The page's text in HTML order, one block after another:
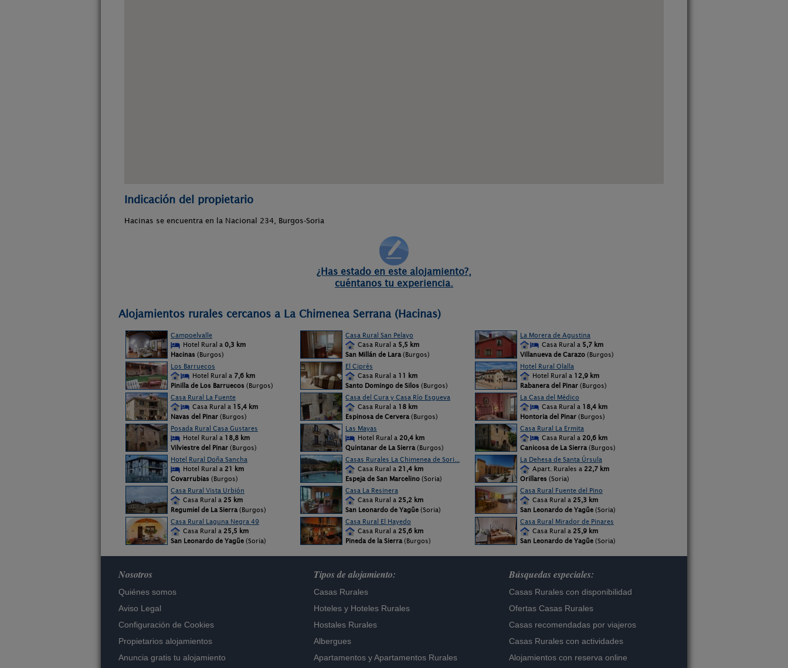
Indicación del propietario
Hacinas se encuentra en la Nacional 234, Burgos-Soria
¿Has estado en este alojamiento?,
cuéntanos tu experiencia.
Alojamientos rurales cercanos a La Chimenea Serrana (Hacinas)
Campoelvalle
Hotel Rural a 0,3 km
Hacinas (Burgos)
Casa Rural San Pelayo
Casa Rural a 5,5 km
San Millán de Lara (Burgos)
La Morera de Agustina
Casa Rural a 5,7 km
Villanueva de Carazo (Burgos)
Los Barruecos
Hotel Rural a 7,6 km
Pinilla de Los Barruecos (Burgos)
El Ciprés
Casa Rural a 11 km
Santo Domingo de Silos (Burgos)
Hotel Rural Olalla
Hotel Rural a 12,9 km
Rabanera del Pinar (Burgos)
Casa Rural La Fuente
Casa Rural a 15,4 km
Navas del Pinar (Burgos)
Casa del Cura y Casa Río Esgueva
Casa Rural a 18 km
Espinosa de Cervera (Burgos)
La Casa del Médico
Casa Rural a 18,4 km
Hontoria del Pinar (Burgos)
Posada Rural Casa Gustares
Hotel Rural a 18,8 km
Vilviestre del Pinar (Burgos)
Las Mayas
Hotel Rural a 20,4 km
Quintanar de La Sierra (Burgos)
Casa Rural La Ermita
Casa Rural a 20,6 km
Canicosa de La Sierra (Burgos)
Hotel Rural Doña Sancha
Hotel Rural a 21 km
Covarrubias (Burgos)
Casas Rurales La Chimenea de Sori...
Casa Rural a 21,4 km
Espeja de San Marcelino (Soria)
La Dehesa de Santa Úrsula
Apart. Rurales a 22,7 km
Orillares (Soria)
Casa Rural Vista Urbión
Casa Rural a 25 km
Regumiel de La Sierra (Burgos)
Casa La Resinera
Casa Rural a 25,2 km
San Leonardo de Yagüe (Soria)
Casa Rural Fuente del Pino
Casa Rural a 25,3 km
San Leonardo de Yagüe (Soria)
Casa Rural Laguna Negra 49
Casa Rural a 25,5 km
San Leonardo de Yagüe (Soria)
Casa Rural El Hayedo
Casa Rural a 25,6 km
Pineda de la Sierra (Burgos)
Casa Rural Mirador de Pinares
Casa Rural a 25,9 km
San Leonardo de Yagüe (Soria)
Nosotros
Quiénes somos
Aviso Legal
Configuración de Cookies
Propietarios alojamientos
Anuncia gratis tu alojamiento
Tipos de alojamiento:
Casas Rurales
Hoteles y Hoteles Rurales
Hostales Rurales
Albergues
Apartamentos yApartamentos Rurales
Búsquedas especiales:
Casas Rurales con disponibilidad
Ofertas Casas Rurales
Casas recomendadas por viajeros
Casas Rurales con actividades
Alojamientos con reserva online